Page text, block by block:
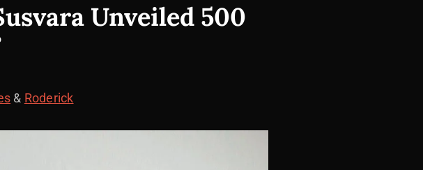
Unveiled 500
& Roderick